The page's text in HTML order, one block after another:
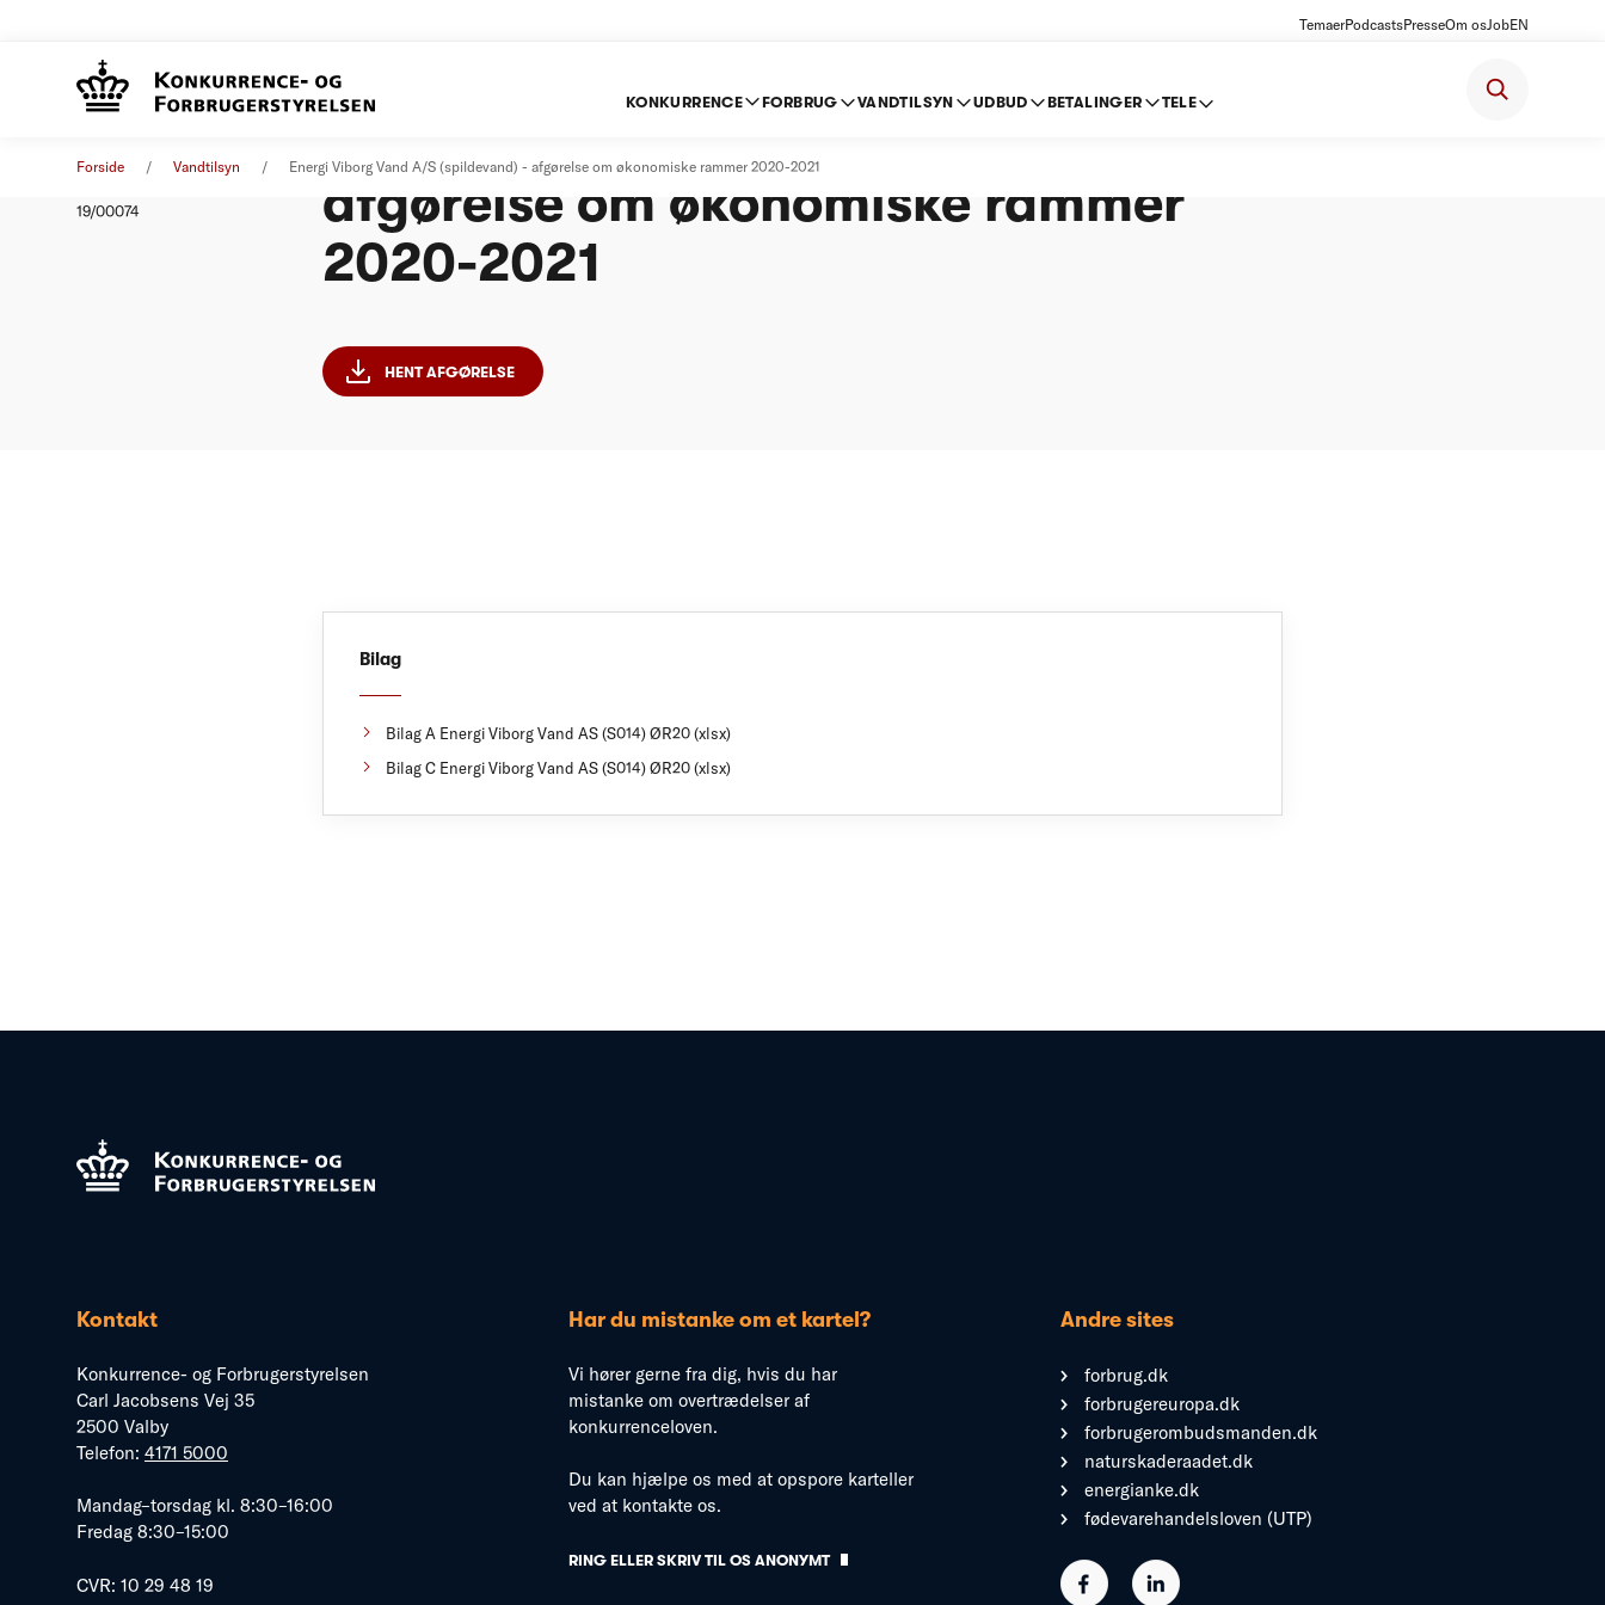
TemaerPodcastsPresseOm osJobEN
KONKURRENCE FORBRUG VANDTILSYN UDBUD BETALINGER TELE
Forside Vandtilsyn Energi Viborg Vand A/S (spildevand) - afgørelse om økonomiske rammer 2020-2021
19/00074
afgørelse om økonomiske rammer
2020-2021
HENT AFGØRELSE
Bilag
Bilag A Energi Viborg Vand AS (S014) ØR20 (xlsx)
Bilag C Energi Viborg Vand AS (S014) ØR20 (xlsx)
Kontakt
Konkurrence- og Forbrugerstyrelsen
Carl Jacobsens Vej 35
2500 Valby
Telefon: 4171 5000
Mandag–torsdag kl. 8:30–16:00
Fredag 8:30–15:00
CVR: 10 29 48 19
Har du mistanke om et kartel?
Vi hører gerne fra dig, hvis du har
mistanke om overtrædelser af
konkurrenceloven.
Du kan hjælpe os med at opspore karteller
ved at kontakte os.
RING ELLER SKRIV TIL OS ANONYMT
Andre sites
forbrug.dk
forbrugereuropa.dk
forbrugerombudsmanden.dk
naturskaderaadet.dk
energianke.dk
fødevarehandelsloven (UTP)